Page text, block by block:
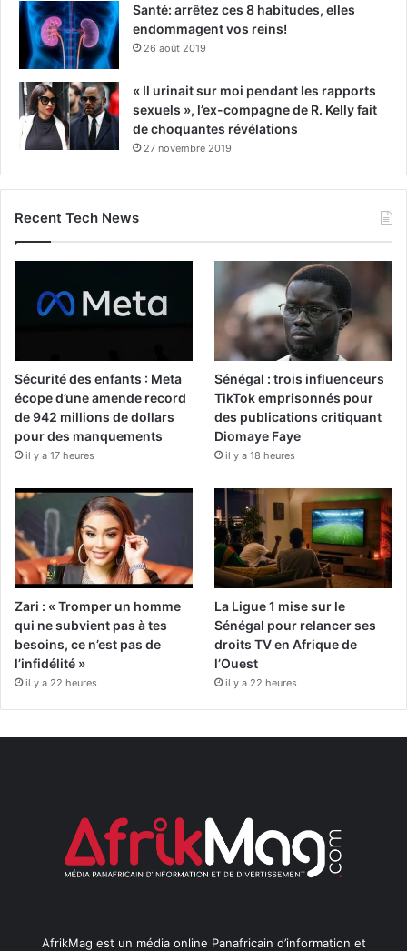
Santé: arrêtez ces 8 habitudes, elles
endommagent vos reins!
26 août 2019
« Il urinait sur moi pendant les rapports
sexuels », l’ex-compagne de R. Kelly fait
de choquantes révélations
27 novembre 2019
Recent Tech News
Sécurité des enfants : Meta
écope d’une amende record
de 942 millions de dollars
pour des manquements
il y a 17 heures
Sénégal : trois influenceurs
TikTok emprisonnés pour
des publications critiquant
Diomaye Faye
il y a 18 heures
Zari : « Tromper un homme
qui ne subvient pas à tes
besoins, ce n’est pas de
l’infidélité »
il y a 22 heures
La Ligue 1 mise sur le
Sénégal pour relancer ses
droits TV en Afrique de
l’Ouest
il y a 22 heures
AfrikMag est un média online Panafricain d’information et